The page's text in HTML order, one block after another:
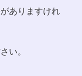
ありますけれ
い。